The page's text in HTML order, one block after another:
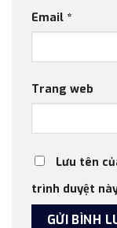
Email *
Trang web
Lưu tên
trình duyệt